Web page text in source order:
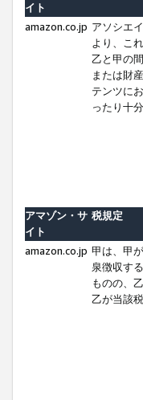
イト
amazon.co.jp アソシエ
より、こ
乙と甲の
または財
テンツに
ったり十
アマゾン・サ
イト
税規定
amazon.co.jp 甲は、甲
泉徴収す
ものの、
乙が当該